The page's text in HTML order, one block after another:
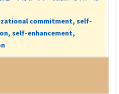
commitment, self-
self-enhancement,